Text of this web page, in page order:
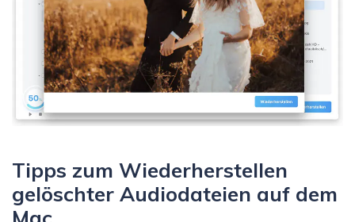
Tipps zum Wiederherstellen
gelöschter Audiodateien auf dem